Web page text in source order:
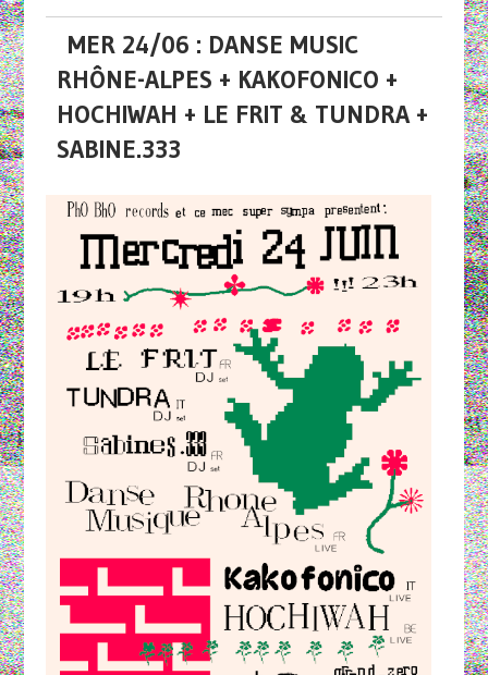
MER 24/06 : DANSE MUSIC
RHÔNE-ALPES + KAKOFONICO +
HOCHIWAH + LE FRIT & TUNDRA +
SABINE.333